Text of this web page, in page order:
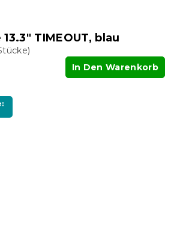
TIMEOUT, blau
In Den Warenkorb